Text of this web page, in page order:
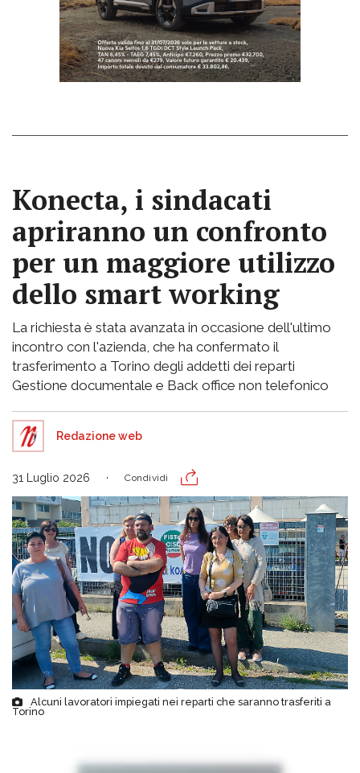
Konecta, i sindacati
apriranno un confronto
per un maggiore utilizzo
dello smart working
La richiesta è stata avanzata in occasione dell'ultimo
incontro con l'azienda, che ha confermato il
trasferimento a Torino degli addetti dei reparti
Gestione documentale e Back office non telefonico
Redazione web
31 Luglio 2026 Condividi
Alcuni lavoratori impiegati nei reparti che saranno trasferiti a
Torino